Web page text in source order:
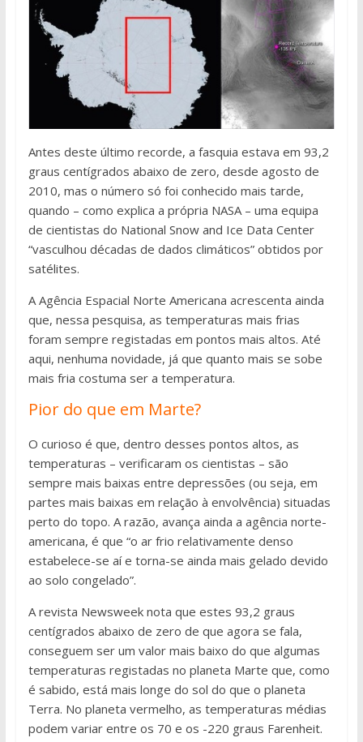
Antes deste último recorde, a fasquia estava em 93,2
graus centígrados abaixo de zero, desde agosto de
2010, mas o número só foi conhecido mais tarde,
quando – como explica a própria NASA – uma equipa
de cientistas do National Snow and Ice Data Center
“vasculhou décadas de dados climáticos” obtidos por
satélites.
A Agência Espacial Norte Americana acrescenta ainda
que, nessa pesquisa, as temperaturas mais frias
foram sempre registadas em pontos mais altos. Até
aqui, nenhuma novidade, já que quanto mais se sobe
mais fria costuma ser a temperatura.
Pior do que em Marte?
O curioso é que, dentro desses pontos altos, as
temperaturas – verificaram os cientistas – são
sempre mais baixas entre depressões (ou seja, em
partes mais baixas em relação à envolvência) situadas
perto do topo. A razão, avança ainda a agência norte-
americana, é que “o ar frio relativamente denso
estabelece-se aí e torna-se ainda mais gelado devido
ao solo congelado”.
A revista Newsweek nota que estes 93,2 graus
centígrados abaixo de zero de que agora se fala,
conseguem ser um valor mais baixo do que algumas
temperaturas registadas no planeta Marte que, como
é sabido, está mais longe do sol do que o planeta
Terra. No planeta vermelho, as temperaturas médias
podem variar entre os 70 e os -220 graus Farenheit.